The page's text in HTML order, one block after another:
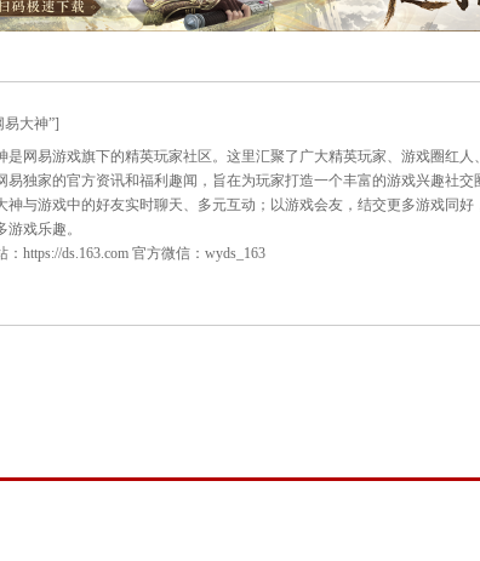
高手过招，一决高下！明天下午14:05分，2025天梯
的战队选手加油助阵，也请两支队伍做好一切赛前准备
2025天梯巅峰战夏季赛专题